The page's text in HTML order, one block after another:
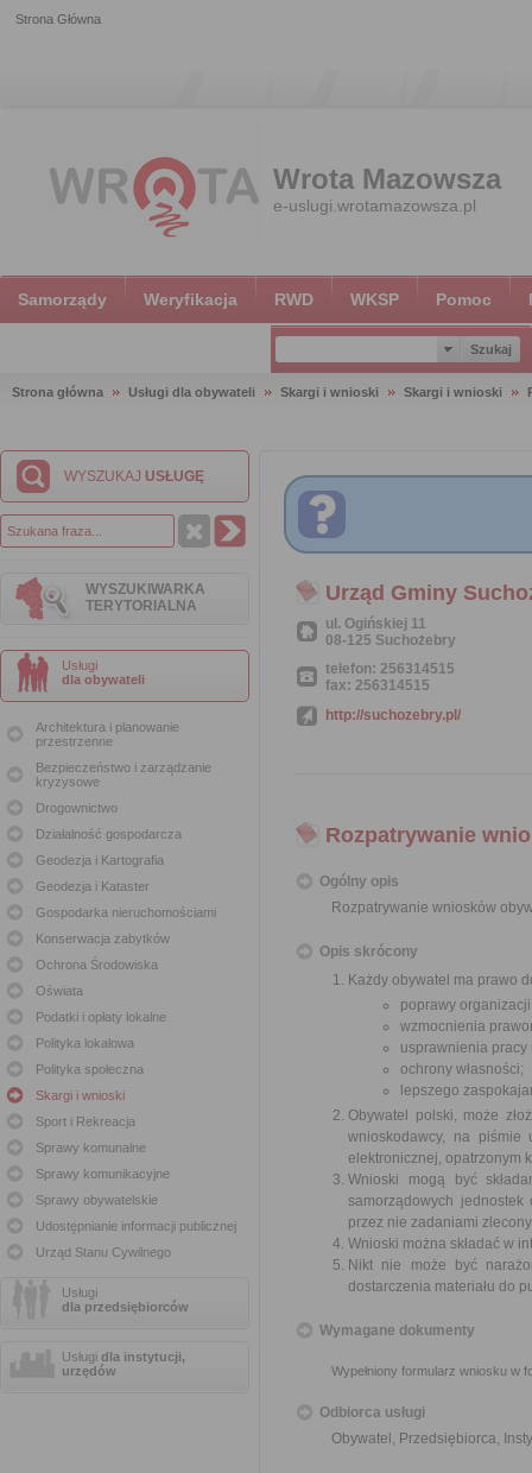
Strona Główna
Wrota Mazowsza
e-uslugi.wrotamazowsza.pl
Samorządy Weryfikacja RWD WKSP Pomoc
Strona główna Usługi dla obywateli Skargi i wnioski Skargi i wnioski
WYSZUKAJ USŁUGĘ
WYSZUKIWARKA
TERYTORIALNA
Usługi
dla obywateli
Architektura i planowanie
przestrzenne
Bezpieczeństwo i zarządzanie
kryzysowe
Drogownictwo
Działalność gospodarcza
Geodezja i Kartografia
Geodezja i Kataster
Gospodarka nieruchomościami
Konserwacja zabytków
Ochrona Środowiska
Oświata
Podatki i opłaty lokalne
Polityka lokalowa
Polityka społeczna
Skargi i wnioski
Sport i Rekreacja
Sprawy komunalne
Sprawy komunikacyjne
Sprawy obywatelskie
Udostępnianie informacji publicznej
Urząd Stanu Cywilnego
Usługi
dla przedsiębiorców
Usługi dla instytucji,
urzędów
Urząd Gminy
ul. Ogińskiej 11
08-125 Suchożebry
telefon: 256314515
fax: 256314515
http://suchozebry.pl/
Rozpatrywanie
Ogólny opis
Rozpatrywanie wniosków
Opis skrócony
Każdy obywatel ma prawo
poprawy
wzmocnienia
usprawnienia
ochrony własności;
lepszego
Obywatel polski, może
wnioskodawcy, na piśmie
elektronicznej, opatrzonym
Wnioski mogą być
samorządowych
przez nie zadaniami
Wnioski można składać w
Nikt nie może być
dostarczenia materiału do
Wymagane dokumenty
Wypełniony formularz wniosku w
Odbiorca usługi
Obywatel, Przedsiębiorca,